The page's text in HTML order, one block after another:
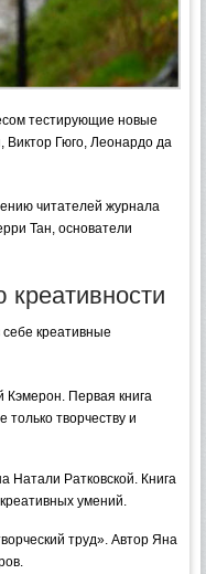
тестирующие новые
Гюго, Леонардо да
читателей журнала
Тан, основатели
креативные
Первая книга
только творчеству и
Натали Ратковской. Книга
умений.
труд». Автор Яна